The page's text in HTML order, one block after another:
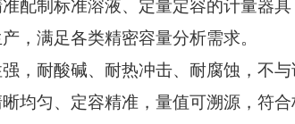
配制标准溶液、定量定容的计量器
，满足各类精密容量分析需求。
，耐酸碱、耐热冲击、耐腐蚀，不
均匀、定容精准，量值可溯源，符合